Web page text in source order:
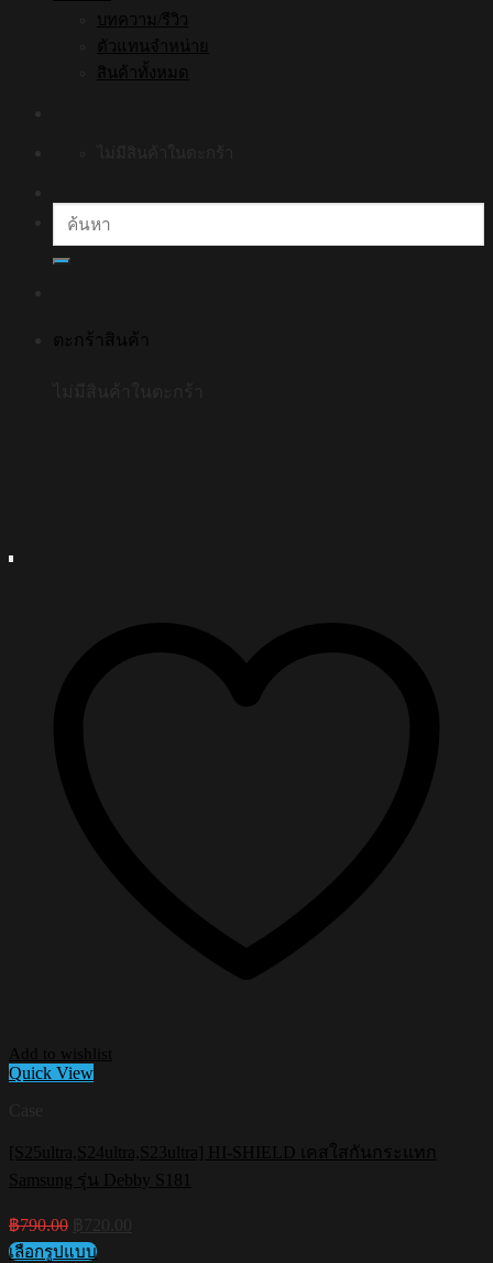
บทความ/รีวิว
ตัวแทนจำหน่าย
สินค้าทั้งหมด
ค้นหา:
ตะกร้าสินค้า
Add to wishlist
Quick View
[S25ultra,S24ultra,S23ultra] HI-SHIELD เคสใสกันกระแทก
Samsung รุ่น Debby S181
฿790.00
price
was:
เลือกรูปแบบ